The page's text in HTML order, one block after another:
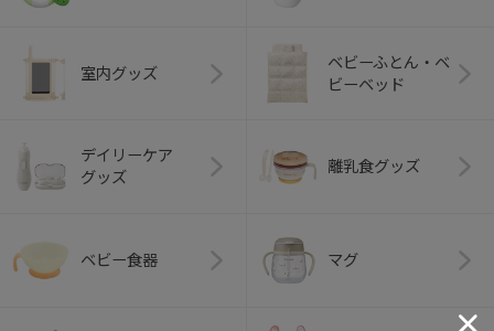
室内グッズ
ベビーふとん・ベ
ビーベッド
デイリーケア
グッズ
離乳食グッズ
ベビー食器 マグ